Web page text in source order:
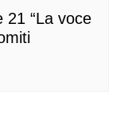
21 “La voce